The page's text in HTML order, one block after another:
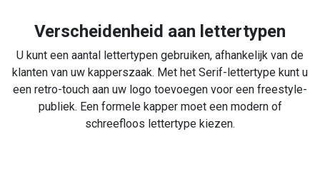
Verscheidenheid aan lettertypen
U kunt een aantal lettertypen gebruiken, afhankelijk van de
klanten van uw kapperszaak. Met het Serif-lettertype kunt u
een retro-touch aan uw logo toevoegen voor een freestyle-
publiek. Een formele kapper moet een modern of
schreefloos lettertype kiezen.